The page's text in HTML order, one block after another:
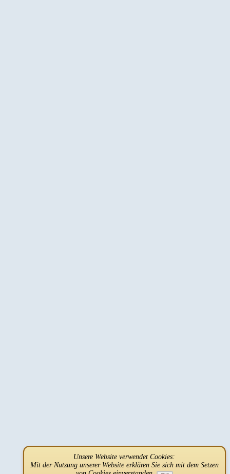
Unsere Website verwendet Cookies:
Mit der Nutzung unserer Website erklären Sie sich mit dem Setzen